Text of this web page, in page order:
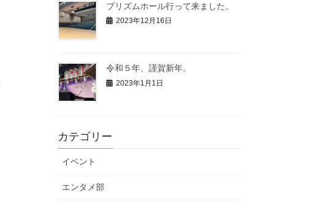
プリズムホール行って来ました。
2023年12月16日
令和５年、謹賀新年。
2023年1月1日
カテゴリー
イベント
エンタメ部